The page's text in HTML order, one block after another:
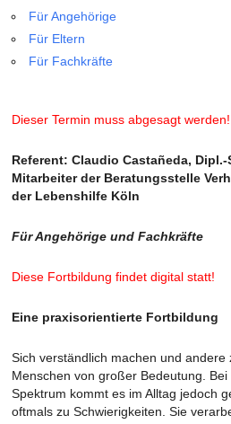
Für Angehörige
Für Eltern
Für Fachkräfte
Dieser Termin muss abgesagt werden!
Referent: Claudio Castañeda,
Mitarbeiter der Beratungsstelle
der Lebenshilfe Köln
Für Angehörige und Fachkräfte
Diese Fortbildung findet digital statt!
Eine praxisorientierte Fortbildung
Sich verständlich machen und
Menschen von großer Bedeutung.
Spektrum kommt es im Alltag jedoch
oftmals zu Schwierigkeiten. Sie